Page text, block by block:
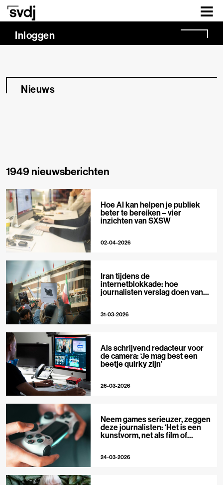
Naar hoofdinhoud
Inloggen
Nieuws
1949 nieuwsberichten
Hoe AI kan helpen je publiek
beter te bereiken – vier
inzichten van SXSW
02-04-2026
Iran tijdens de
internetblokkade: hoe
journalisten verslag doen van
31-03-2026
Als schrijvend redacteur voor
de camera: ‘Je mag best een
beetje quirky zijn’
26-03-2026
Neem games serieuzer, zeggen
deze journalisten: ‘Het is een
kunstvorm, net als film of
24-03-2026